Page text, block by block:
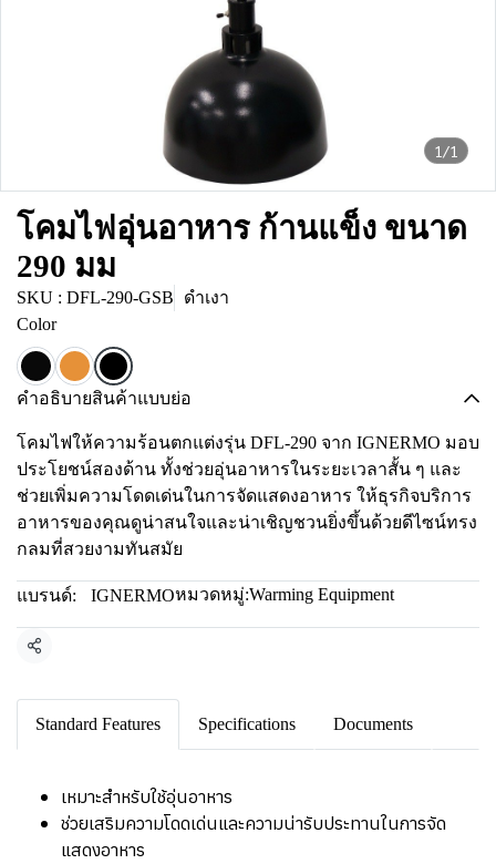
1/1
โคมไฟอุ่นอาหาร ก้านแข็ง ขนาด
290 มม
SKU : DFL-290-GSB
ดำเงา
Color
คำอธิบายสินค้าแบบย่อ
โคมไฟให้ความร้อนตกแต่งรุ่น DFL-290 จาก IGNERMO มอบ
ประโยชน์สองด้าน ทั้งช่วยอุ่นอาหารในระยะเวลาสั้น ๆ และ
ช่วยเพิ่มความโดดเด่นในการจัดแสดงอาหาร ให้ธุรกิจบริการ
อาหารของคุณดูน่าสนใจและน่าเชิญชวนยิ่งขึ้นด้วยดีไซน์ทรง
กลมที่สวยงามทันสมัย
แบรนด์: IGNERMOหมวดหมู่:Warming Equipment
แชร์
Standard Features Specifications Documents
เหมาะสำหรับใช้อุ่นอาหาร
ช่วยเสริมความโดดเด่นและความน่ารับประทานในการจัด
แสดงอาหาร